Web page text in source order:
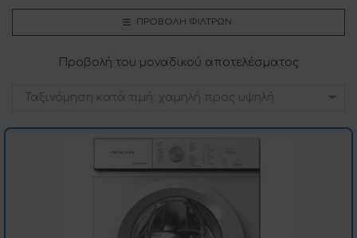
ΠΡΟΒΟΛΉ ΦΊΛΤΡΩΝ
Προβολή του μοναδικού αποτελέσματος
Ταξινόμηση κατά τιμή: χαμηλή προς υψηλή